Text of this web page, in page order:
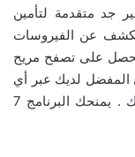
جد متقدمة لتأمين
عن الفيروسات
على تصفح مريح
المفضل لديك عبر أي
موقع في العالم بغض النظر عن مكان تواجدك . يمنحك البرنامج 7